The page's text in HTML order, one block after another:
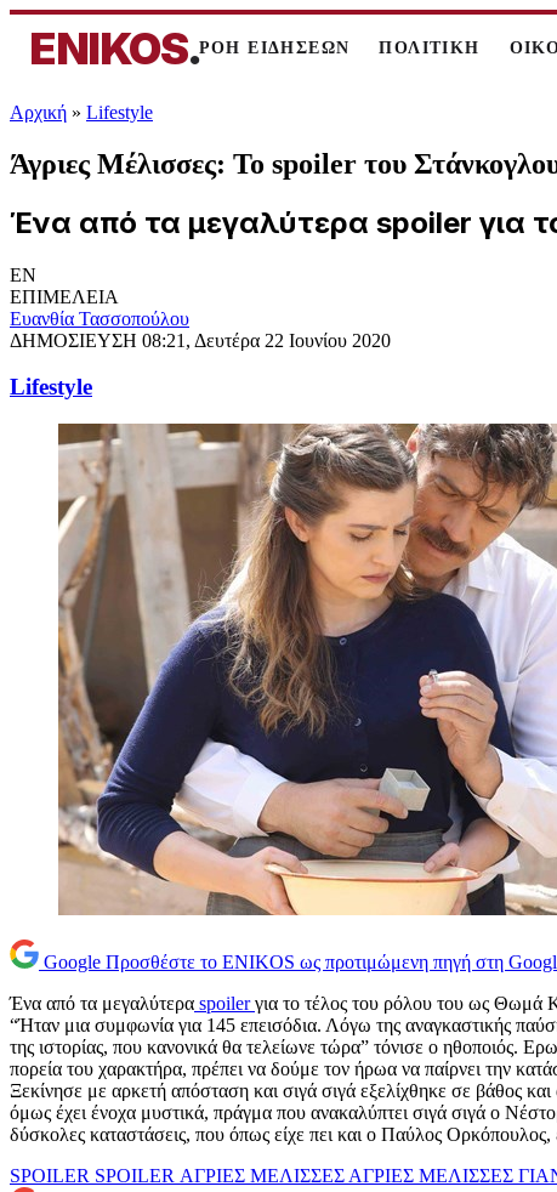
ENIKOS.ΡΟΗ ΕΙΔΗΣΕΩΝ ΠΟΛΙΤΙΚΗ
Αρχική » Lifestyle
Άγριες Μέλισσες: Το spoiler του
Ένα από τα μεγαλύτερα spoiler για
EN
ΕΠΙΜΕΛΕΙΑ
Ευανθία Τασσοπούλου
ΔΗΜΟΣΙΕΥΣΗ 08:21, Δευτέρα 22 Ιουνίου 2020
Lifestyle
Google Προσθέστε το ENIKOS ως προτιμώμενη πηγή στη
Ένα από τα μεγαλύτερα spoilerγια το τέλος του ρόλου του ως Θωμά
“Ήταν μια συμφωνία για 145 επεισόδια. Λόγω της αναγκαστικής
της ιστορίας, που κανονικά θα τελείωνε τώρα” τόνισε ο ηθοποιός.
πορεία του χαρακτήρα, πρέπει να δούμε τον ήρωα να παίρνει την
Ξεκίνησε με αρκετή απόσταση και σιγά σιγά εξελίχθηκε σε βάθος
όμως έχει ένοχα μυστικά, πράγμα που ανακαλύπτει σιγά σιγά ο
δύσκολες καταστάσεις, που όπως είχε πει και ο Παύλος Ορκόπουλος,
SPOILER SPOILER ΑΓΡΙΕΣ ΜΕΛΙΣΣΕΣ ΑΓΡΙΕΣ ΜΕΛΙΣΣΕΣ